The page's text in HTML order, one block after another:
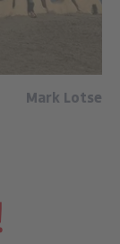
Mark Lotse